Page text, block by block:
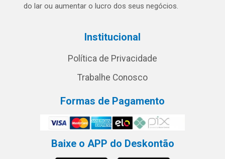
do lar ou aumentar o lucro dos seus negócios.
Institucional
Política de Privacidade
Trabalhe Conosco
Formas de Pagamento
Baixe o APP do Deskontão